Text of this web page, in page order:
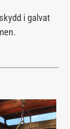
i galvat